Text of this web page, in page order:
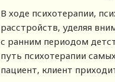
В ходе психотерапии,
расстройств, уделяя
с ранним периодом
путь психотерапии
пациент, клиент